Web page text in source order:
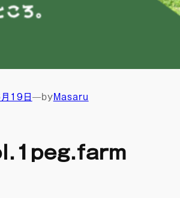
19日 —by Masaru